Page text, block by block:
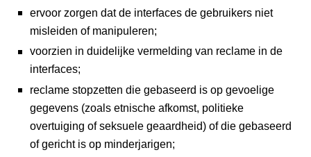
ervoor zorgen dat de interfaces de gebruikers niet
misleiden of manipuleren;
voorzien in duidelijke vermelding van reclame in de
interfaces;
reclame stopzetten die gebaseerd is op gevoelige
gegevens (zoals etnische afkomst, politieke
overtuiging of seksuele geaardheid) of die gebaseerd
of gericht is op minderjarigen;